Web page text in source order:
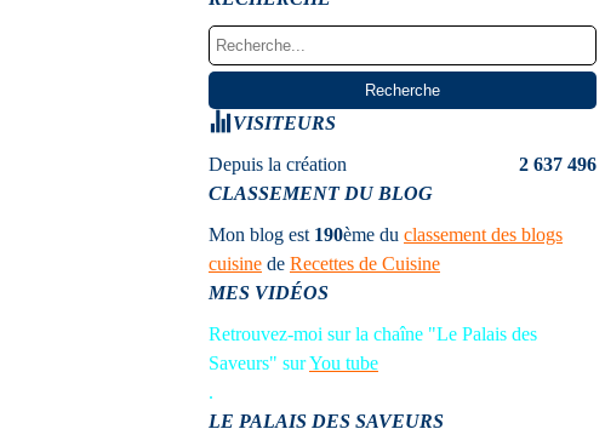
VISITEURS
Depuis la création
2 637 496
CLASSEMENT DU BLOG
Mon blog est 190ème du classement des blogs
cuisine de Recettes de Cuisine
MES VIDÉOS
Retrouvez-moi sur la chaîne "Le Palais des
Saveurs" surYou tube
.
LE PALAIS DES SAVEURS